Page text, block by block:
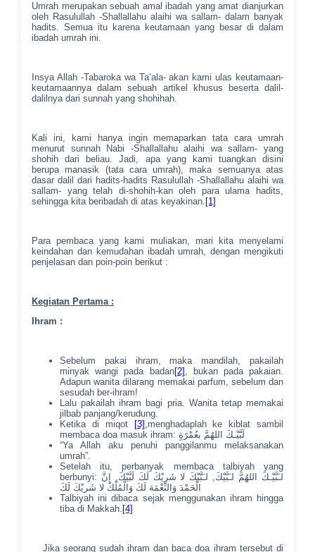
Umrah merupakan sebuah amal ibadah yang amat dianjurkan
oleh Rasulullah -Shallallahu alaihi wa sallam- dalam banyak
hadits. Semua itu karena keutamaan yang besar di dalam
ibadah umrah ini.
Insya Allah -Tabaroka wa Ta’ala- akan kami ulas keutamaan-
keutamaannya dalam sebuah artikel khusus beserta dalil-
dalilnya dari sunnah yang shohihah.
Kali ini, kami hanya ingin memaparkan tata cara umrah
menurut sunnah Nabi -Shallallahu alaihi wa sallam- yang
shohih dari beliau. Jadi, apa yang kami tuangkan disini
berupa manasik (tata cara umrah), maka semuanya atas
dasar dalil dari hadits-hadits Rasulullah -Shallallahu alaihi wa
sallam- yang telah di-shohih-kan oleh para ulama hadits,
sehingga kita beribadah di atas keyakinan. [1]
Para pembaca yang kami muliakan, mari kita menyelami
keindahan dan kemudahan ibadah umrah, dengan mengikuti
penjelasan dan poin-poin berikut :
Kegiatan Pertama :
Ihram :
Sebelum pakai ihram, maka mandilah, pakailah
minyak wangi pada badan[2] , bukan pada pakaian.
Adapun wanita dilarang memakai parfum, sebelum dan
sesudah ber-ihram!
Lalu pakailah ihram bagi pria. Wanita tetap memakai
jilbab panjang/kerudung.
Ketika di miqot
[3] ,menghadaplah ke kiblat sambil
membaca doa masuk ihram: لَبََّيْـكَ اللهُمَّ بعُمْرَََةٍ
“Ya Allah aku penuhi panggilanmu melaksanakan
umrah”.
Setelah itu, perbanyak membaca talbiyah yang
berbunyi: لـَبَّيْـكَ اللهُمَّ لـَبَّيْكَ, لـَبََّيْكَ لا شَريْكَ لَكَ لَبَّيْكَ, إِنَّ
الْحَمْدَ وَالنِّعْمَة لَكَ وَالْمُلْكَ لا شَريْكَ لَكَ
Talbiyah ini dibaca sejak menggunakan ihram hingga
tiba di Makkah. [4]
Jika seorang sudah ihram dan baca doa ihram tersebut di